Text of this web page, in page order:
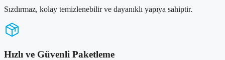
Sızdırmaz, kolay temizlenebilir ve dayanıklı yapıya sahiptir.
Hızlı ve Güvenli Paketleme